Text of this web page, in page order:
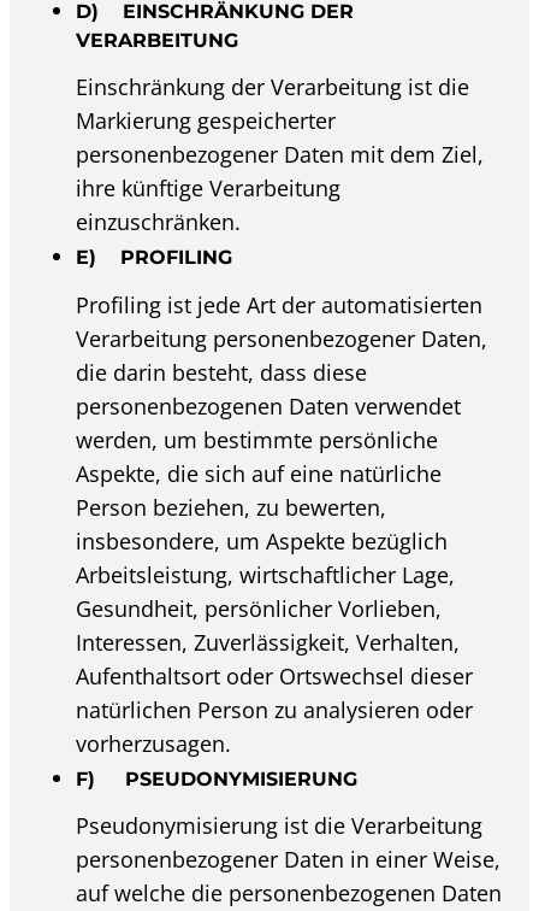
D) EINSCHRÄNKUNG DER
VERARBEITUNG
Einschränkung der Verarbeitung ist die
Markierung gespeicherter
personenbezogener Daten mit dem Ziel,
ihre künftige Verarbeitung
einzuschränken.
E) PROFILING
Profiling ist jede Art der automatisierten
Verarbeitung personenbezogener Daten,
die darin besteht, dass diese
personenbezogenen Daten verwendet
werden, um bestimmte persönliche
Aspekte, die sich auf eine natürliche
Person beziehen, zu bewerten,
insbesondere, um Aspekte bezüglich
Arbeitsleistung, wirtschaftlicher Lage,
Gesundheit, persönlicher Vorlieben,
Interessen, Zuverlässigkeit, Verhalten,
Aufenthaltsort oder Ortswechsel dieser
natürlichen Person zu analysieren oder
vorherzusagen.
F) PSEUDONYMISIERUNG
Pseudonymisierung ist die Verarbeitung
personenbezogener Daten in einer Weise,
auf welche die personenbezogenen Daten